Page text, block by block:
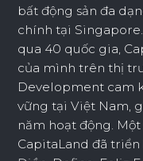
bất động sản đa
chính tại
qua 40 quốc gia,
của mình trên thị
Development cam
vững tại Việt Nam,
năm hoạt động.
CapitaLand đã triển